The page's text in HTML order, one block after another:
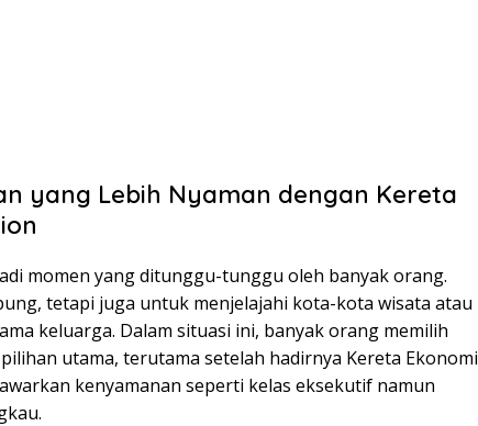
yang Lebih Nyaman dengan Kereta
momen yang ditunggu-tunggu oleh banyak orang.
tetapi juga untuk menjelajahi kota-kota wisata atau
keluarga. Dalam situasi ini, banyak orang memilih
utama, terutama setelah hadirnya Kereta Ekonomi
kenyamanan seperti kelas eksekutif namun